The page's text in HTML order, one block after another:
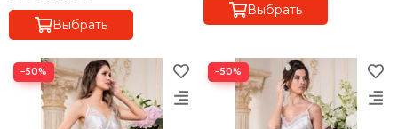
Выбрать
Выбрать
−50% −50%